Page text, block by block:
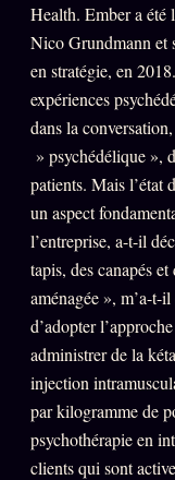
Health. Ember a été
Nico Grundmann et
en stratégie, en
expériences
dans la
» psychédélique »,
patients. Mais l’état
un aspect
l’entreprise, a-t-il
tapis, des canapés
aménagée », m’a-t-
d’adopter
administrer de la
injection
par kilogramme de
psychothérapie en
clients qui sont